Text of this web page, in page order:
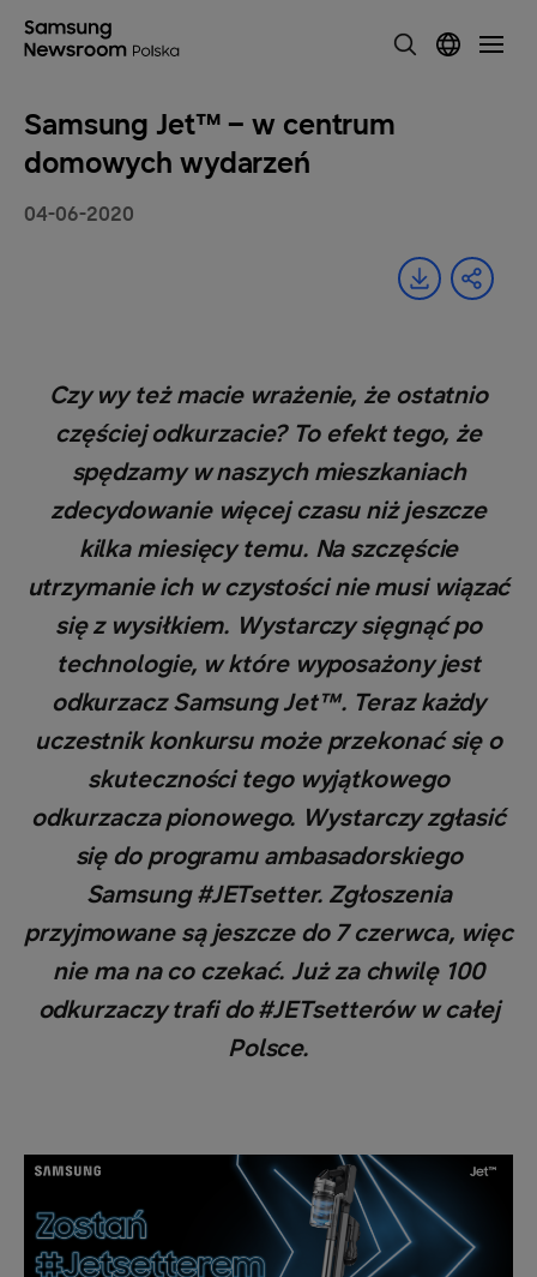
Samsung Jet™ – w centrum
domowych wydarzeń
04-06-2020
Czy wy też macie wrażenie, że ostatnio
częściej odkurzacie? To efekt tego, że
spędzamy w naszych mieszkaniach
zdecydowanie więcej czasu niż jeszcze
kilka miesięcy temu. Na szczęście
utrzymanie ich w czystości nie musi wiązać
się z wysiłkiem. Wystarczy sięgnąć po
technologie, w które wyposażony jest
odkurzacz Samsung Jet™. Teraz każdy
uczestnik konkursu może przekonać się o
skuteczności tego wyjątkowego
odkurzacza pionowego. Wystarczy zgłasić
się do programu ambasadorskiego
Samsung #JETsetter. Zgłoszenia
przyjmowane są jeszcze do 7 czerwca, więc
nie ma na co czekać. Już za chwilę 100
odkurzaczy trafi do #JETsetterów w całej
Polsce.